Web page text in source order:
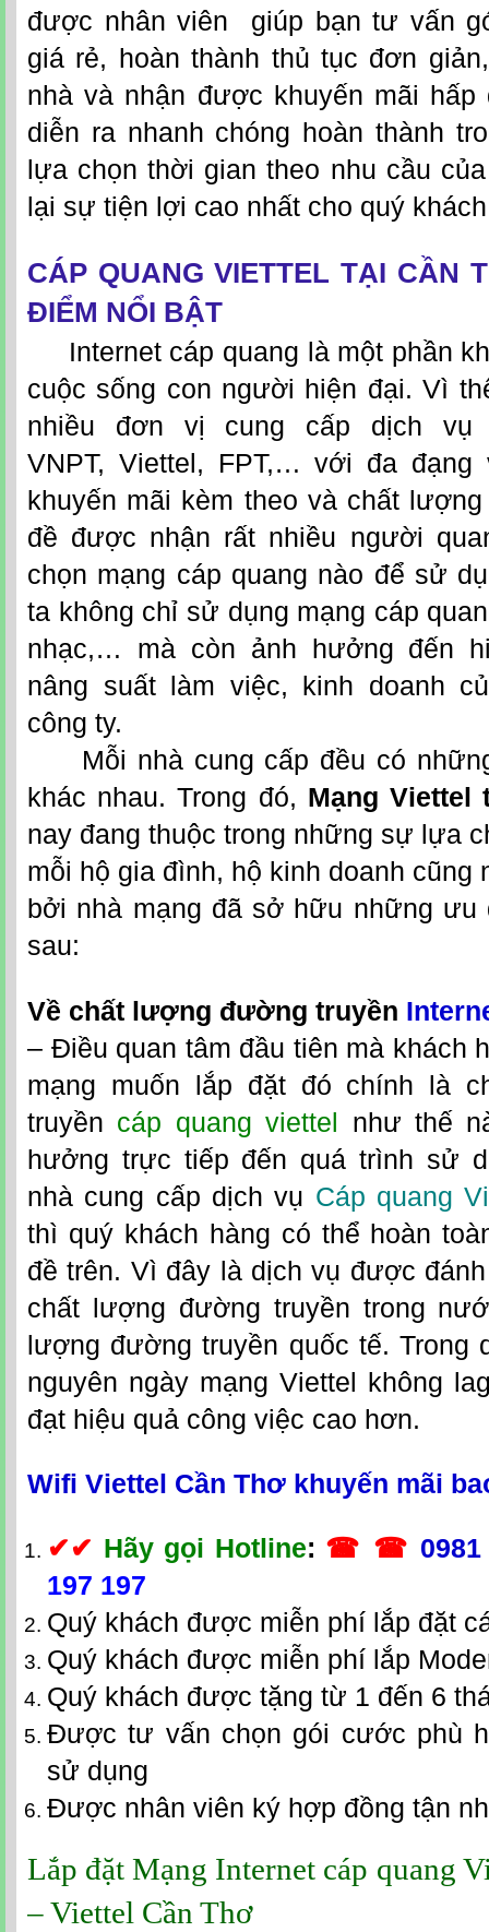
được nhân viên giúp bạn tư vấn
giá rẻ, hoàn thành thủ tục đơn
nhà và nhận được khuyến mãi hấp
diễn ra nhanh chóng hoàn thành
lựa chọn thời gian theo nhu cầu
lại sự tiện lợi cao nhất cho quý
CÁP QUANG VIETTEL TẠI CẦN
ĐIỂM NỔI BẬT
Internet cáp quang là một phần
cuộc sống con người hiện đại. Vì
nhiều đơn vị cung cấp dịch vụ
VNPT, Viettel , FPT,… với đa đạng
khuyến mãi kèm theo và chất
đề được nhận rất nhiều người
chọn mạng cáp quang nào để sử
ta không chỉ sử dụng mạng cáp
nhạc,… mà còn ảnh hưởng đến
nâng suất làm việc, kinh doanh
công ty.
Mỗi nhà cung cấp đều có
khác nhau. Trong đó, Mạng Viettel
nay đang thuộc trong những sự lựa
mỗi hộ gia đình, hộ kinh doanh cũng
bởi nhà mạng đã sở hữu những
sau:
Về chất lượng đường truyền
– Điều quan tâm đầu tiên mà khách
mạng muốn lắp đặt đó chính là
truyền cáp quang viettel như thế
hưởng trực tiếp đến quá trình sử
nhà cung cấp dịch vụ Cáp quang
thì quý khách hàng có thể hoàn
đề trên. Vì đây là dịch vụ được
chất lượng đường truyền trong
lượng đường truyền quốc tế. Trong
nguyên ngày mạng Viettel không
đạt hiệu quả công việc cao hơn.
Wifi Viettel Cần Thơ khuyến mãi
✔✔ Hãy gọi Hotline: ☎ ☎
197 197
Quý khách được miễn phí lắp đặt
Quý khách được miễn phí lắp
Quý khách được tặng từ 1 đến 6
Được tư vấn chọn gói cước phù
sử dụng
Được nhân viên ký hợp đồng tận
Lắp đặt Mạng Internet cáp quang
– Viettel Cần Thơ